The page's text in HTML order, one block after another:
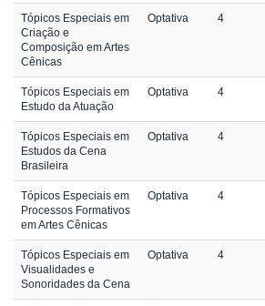
Tópicos Especiais em
Criação e
Composição em Artes
Cênicas
Optativa 4
Tópicos Especiais em
Estudo da Atuação
Optativa 4
Tópicos Especiais em
Estudos da Cena
Brasileira
Optativa 4
Tópicos Especiais em
Processos Formativos
em Artes Cênicas
Optativa 4
Tópicos Especiais em
Visualidades e
Sonoridades da Cena
Optativa 4